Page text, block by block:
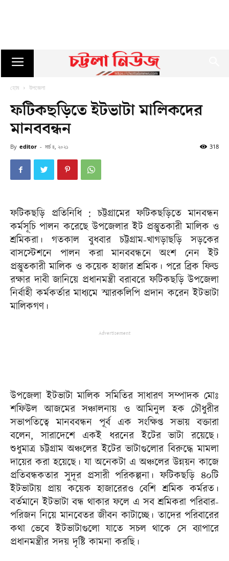
হোম উপজেলা
ফটিকছড়িতে ইটভাটা মালিকদের
মানববন্ধন
By editor - মার্চ ৪, ২০২১ 318
ফটিকছড়ি প্রতিনিধি : চট্টগ্রামের ফটিকছড়িতে মানবন্ধন
কর্মসূচি পালন করেছে উপজেলার ইট প্রস্তুুতকারী মালিক ও
শ্রমিকরা। গতকাল বুধবার চট্টগ্রাম-খাগড়াছড়ি সড়কের
বাসস্টেশনে পালন করা মানববন্ধনে অংশ নেন ইট
প্রস্তুুতকারী মালিক ও কয়েক হাজার শ্রমিক। পরে ব্রিক ফিল্ড
রক্ষার দাবী জানিয়ে প্রধানমন্ত্রী বরাবরে ফটিকছড়ি উপজেলা
নির্বাহী কর্মকর্তার মাধ্যমে স্মারকলিপি প্রদান করেন ইটভাটা
মালিকগণ।
Advertisement
উপজেলা ইটভাটা মালিক সমিতির সাধারণ সম্পাদক মোঃ
শফিউল আজমের সঞ্চালনায় ও আমিনুল হক চৌধুরীর
সভাপতিত্বে মানববন্ধন পূর্ব এক সংক্ষিপ্ত সভায় বক্তারা
বলেন, সারাদেশে একই ধরনের ইটের ভাটা রয়েছে।
শুধুমাত্র চট্টগ্রাম অঞ্চলের ইটের ভাটাগুলোর বিরুদ্ধে মামলা
দায়ের করা হয়েছে। যা অনেকটা এ অঞ্চলের উন্নয়ন কাজে
প্রতিবন্ধকতার সুদূর প্রসারী পরিকল্পনা। ফটিকছড়ি ৪০টি
ইটভাটায় প্রায় কয়েক হাজারেরও বেশি শ্রমিক কর্মরত।
বর্তমানে ইটভাটা বন্ধ থাকার ফলে এ সব শ্রমিকরা পরিবার-
পরিজন নিয়ে মানবেতর জীবন কাটাচ্ছে। তাদের পরিবারের
কথা ভেবে ইটভাটাগুলো যাতে সচল থাকে সে ব্যাপারে
প্রধানমন্ত্রীর সদয় দৃষ্টি কামনা করছি।